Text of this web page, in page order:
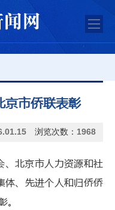
京市侨联表彰
浏览次数： 1968
、北京市人力资源和社
体、先进个人和归侨侨